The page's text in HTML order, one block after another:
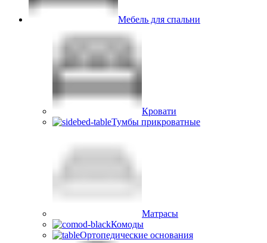
Мебель для спальни
Кровати
Тумбы прикроватные
Матрасы
Комоды
Ортопедические основания